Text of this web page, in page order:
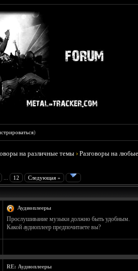
)
на различные темы ›Разговоры на
12 Следующая »
1 - Средняя оценка: 5
Аудиоплееры
Прослушивание музыки должно быть удобным.
Какой аудиоплеер предпочитаете вы?
RE: Аудиоплееры